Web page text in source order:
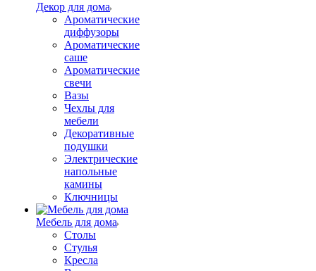
Декор для дома
Ароматические
диффузоры
Ароматические
саше
Ароматические
свечи
Вазы
Чехлы для
мебели
Декоративные
подушки
Электрические
напольные
камины
Ключницы
Мебель для дома
Столы
Стулья
Кресла